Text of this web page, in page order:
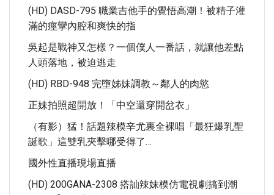
(HD) DASD-795 職業吉他手的覺悟高潮！被精子灌
滿的痙攣內腔和爽快的指
吳起是戰神又怎樣？一個僕人一番話，就讓他差點
人頭落地，被迫逃走
(HD) RBD-948 完墮姊妹調教～鄰人的肉慾
正妹拍照超開放！「中空還穿開岔衣」
（有影）猛！話題辣模辛尤裏全裸唱「最狂爆乳聖
誕歌」這雙乳夾擊哪受得了…
國外性直播現場直播
(HD) 200GANA-2308 搭訕辣妹模仿電視劇搞到潮